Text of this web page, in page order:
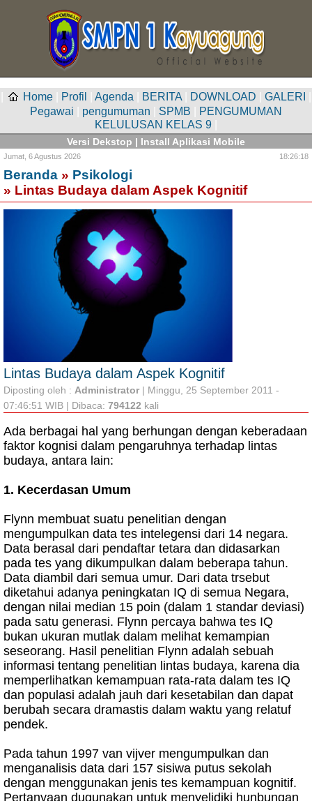
Home Profil Agenda BERITA DOWNLOAD GALERI
Pegawai
pengumuman SPMB
PENGUMUMAN
KELULUSAN KELAS 9
Versi Dekstop | Install Aplikasi Mobile
Jumat, 6 Agustus 2026 18:26:18
Beranda » Psikologi
» Lintas Budaya dalam Aspek Kognitif
Lintas Budaya dalam Aspek Kognitif
Diposting oleh : Administrator | Minggu, 25 September 2011 -
07:46:51 WIB | Dibaca: 794122 kali
Ada berbagai hal yang berhungan dengan keberadaan
faktor kognisi dalam pengaruhnya terhadap lintas
budaya, antara lain:
1. Kecerdasan Umum
Flynn membuat suatu penelitian dengan
mengumpulkan data tes intelegensi dari 14 negara.
Data berasal dari pendaftar tetara dan didasarkan
pada tes yang dikumpulkan dalam beberapa tahun.
Data diambil dari semua umur. Dari data trsebut
diketahui adanya peningkatan IQ di semua Negara,
dengan nilai median 15 poin (dalam 1 standar deviasi)
pada satu generasi. Flynn percaya bahwa tes IQ
bukan ukuran mutlak dalam melihat kemampian
seseorang. Hasil penelitian Flynn adalah sebuah
informasi tentang penelitian lintas budaya, karena dia
memperlihatkan kemampuan rata-rata dalam tes IQ
dan populasi adalah jauh dari kesetabilan dan dapat
berubah secara dramastis dalam waktu yang relatuf
pendek.
Pada tahun 1997 van vijver mengumpulkan dan
menganalisis data dari 157 sisiwa putus sekolah
dengan menggunakan jenis tes kemampuan kognitif.
Pertanyaan dugunakan untuk menyelidiki hunbungan